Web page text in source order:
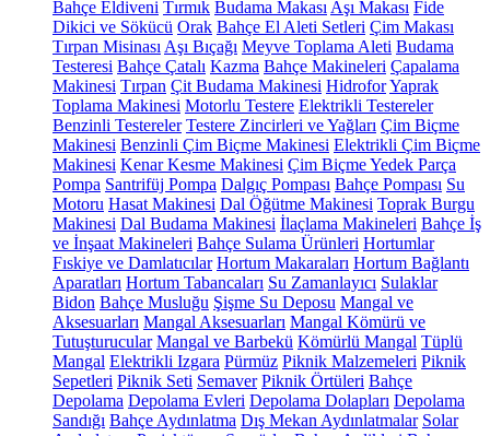
Bahçe Eldiveni Tırmık Budama Makası Aşı Makası Fide
Dikici ve Sökücü Orak Bahçe El Aleti Setleri Çim Makası
Tırpan Misinası Aşı Bıçağı Meyve Toplama Aleti Budama
Testeresi Bahçe Çatalı Kazma Bahçe Makineleri Çapalama
Makinesi Tırpan Çit Budama Makinesi HidroforYaprak
Toplama Makinesi Motorlu Testere Elektrikli Testereler
Benzinli Testereler Testere Zincirleri ve Yağları Çim Biçme
Makinesi Benzinli Çim Biçme Makinesi Elektrikli Çim Biçme
Makinesi Kenar Kesme Makinesi Çim Biçme Yedek Parça
Pompa Santrifüj Pompa Dalgıç Pompası Bahçe Pompası Su
Motoru Hasat Makinesi Dal Öğütme Makinesi Toprak Burgu
Makinesi Dal Budama Makinesi İlaçlama Makineleri Bahçe İş
ve İnşaat Makineleri Bahçe Sulama Ürünleri Hortumlar
Fıskiye ve Damlatıcılar Hortum Makaraları Hortum Bağlantı
Aparatları Hortum Tabancaları Su Zamanlayıcı Sulaklar
Bidon Bahçe Musluğu Şişme Su Deposu Mangal ve
Aksesuarları Mangal Aksesuarları Mangal Kömürü ve
Tutuşturucular Mangal ve Barbekü Kömürlü Mangal Tüplü
Mangal Elektrikli Izgara Pürmüz Piknik Malzemeleri Piknik
Sepetleri Piknik Seti Semaver Piknik Örtüleri Bahçe
Depolama Depolama Evleri Depolama Dolapları Depolama
Sandığı Bahçe Aydınlatma Dış Mekan Aydınlatmalar Solar